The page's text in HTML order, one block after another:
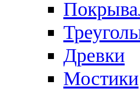
Древки
Мостики